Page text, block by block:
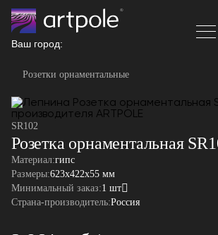
Ваш город:
Розетки орнаментальные
SR102
Розетка орнаментальная
Материал:гипс
Размеры:623x422x55 мм
Минимальный заказ:1 шт
Страна-производитель:Россия